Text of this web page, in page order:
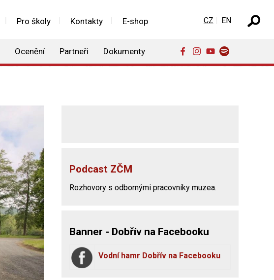
Pro školy Kontakty E-shop
Ocenění Partneři Dokumenty
Zvolte jazyk
CZ EN
Podcast ZČM
Rozhovory s odbornými pracovníky muzea.
Banner - Dobřív na Facebooku
Vodní hamr Dobřív na Facebooku